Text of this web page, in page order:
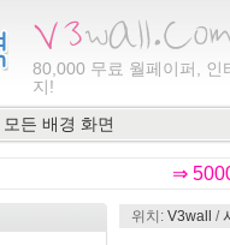
80,000 무료 월페이퍼, 인
지!
모든 배경 화면
⇒
위치: V3wall /